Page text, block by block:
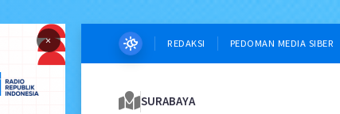
× REDAKSI PEDOMAN MEDIA SIBER
SURABAYA